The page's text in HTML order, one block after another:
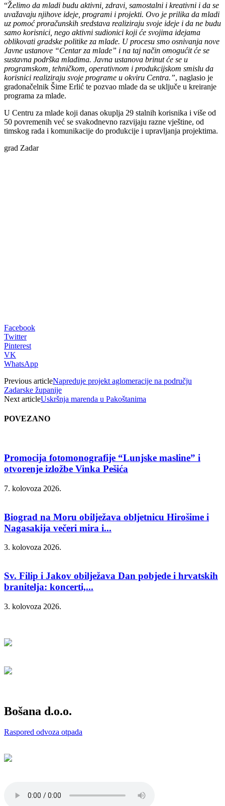
“Želimo da mladi budu aktivni, zdravi, samostalni i kreativni i da se
uvažavaju njihove ideje, programi i projekti. Ovo je prilika da mladi
uz pomoć proračunskih sredstava realiziraju svoje ideje i da ne budu
samo korisnici, nego aktivni sudionici koji će svojima idejama
oblikovati gradske politike za mlade. U procesu smo osnivanja nove
Javne ustanove “Centar za mlade” i na taj način omogućit će se
sustavna podrška mladima. Javna ustanova brinut će se u
programskom, tehničkom, operativnom i produkcijskom smislu da
korisnici realiziraju svoje programe u okviru Centra.”, naglasio je
gradonačelnik Šime Erlić te pozvao mlade da se uključe u kreiranje
programa za mlade.
U Centru za mlade koji danas okuplja 29 stalnih korisnika i više od
50 povremenih već se svakodnevno razvijaju razne vještine, od
timskog rada i komunikacije do produkcije i upravljanja projektima.
grad Zadar
Facebook
Twitter
Pinterest
VK
WhatsApp
Previous articleNapreduje projekt aglomeracije na području
Zadarske županije
Next articleUskršnja marenda u Pakoštanima
POVEZANO
Promocija fotomonografije “Lunjske masline” i
otvorenje izložbe Vinka Pešića
7. kolovoza 2026.
Biograd na Moru obilježava obljetnicu Hirošime i
Nagasakija večeri mira i...
3. kolovoza 2026.
Sv. Filip i Jakov obilježava Dan pobjede i hrvatskih
branitelja: koncerti,...
3. kolovoza 2026.
Bošana d.o.o.
Raspored odvoza otpada